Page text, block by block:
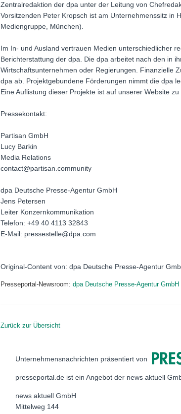
Zentralredaktion der dpa unter der Leitung von
Vorsitzenden Peter Kropsch ist am Unternehmenssitz in
Mediengruppe, München).
Im In- und Ausland vertrauen Medien unterschiedlicher
Berichterstattung der dpa. Die dpa arbeitet nach den in
Wirtschaftsunternehmen oder Regierungen. Finanzielle
dpa ab. Projektgebundene Förderungen nimmt die dpa
Eine Auflistung dieser Projekte ist auf unserer Website zu
Pressekontakt:
Partisan GmbH
Lucy Barkin
Media Relations
contact@partisan.community
dpa Deutsche Presse-Agentur GmbH
Jens Petersen
Leiter Konzernkommunikation
Telefon: +49 40 4113 32843
E-Mail: pressestelle@dpa.com
Original-Content von: dpa Deutsche Presse-Agentur
Presseportal-Newsroom: dpa Deutsche Presse-Agentur GmbH
Zurück zur Übersicht
Unternehmensnachrichten präsentiert von
presseportal.de ist ein Angebot der news aktuell
news aktuell GmbH
Mittelweg 144